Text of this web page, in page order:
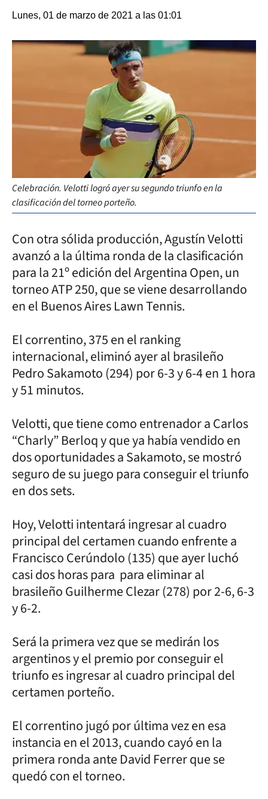
Lunes, 01 de marzo de 2021 a las 01:01
Celebración. Velotti logró ayer su segundo triunfo en la
clasificación del torneo porteño.
Con otra sólida producción, Agustín Velotti
avanzó a la última ronda de la clasificación
para la 21º edición del Argentina Open, un
torneo ATP 250, que se viene desarrollando
en el Buenos Aires Lawn Tennis.
El correntino, 375 en el ranking
internacional, eliminó ayer al brasileño
Pedro Sakamoto (294) por 6-3 y 6-4 en 1 hora
y 51 minutos.
Velotti, que tiene como entrenador a Carlos
“Charly” Berloq y que ya había vendido en
dos oportunidades a Sakamoto, se mostró
seguro de su juego para conseguir el triunfo
en dos sets.
Hoy, Velotti intentará ingresar al cuadro
principal del certamen cuando enfrente a
Francisco Cerúndolo (135) que ayer luchó
casi dos horas para para eliminar al
brasileño Guilherme Clezar (278) por 2-6, 6-3
y 6-2.
Será la primera vez que se medirán los
argentinos y el premio por conseguir el
triunfo es ingresar al cuadro principal del
certamen porteño.
El correntino jugó por última vez en esa
instancia en el 2013, cuando cayó en la
primera ronda ante David Ferrer que se
quedó con el torneo.